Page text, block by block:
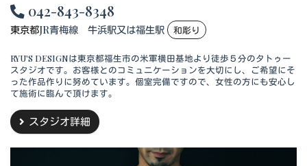
042-843-8348
東京都JR青梅線 牛浜駅又は福生駅 和彫り
RYU'S DESIGNは東京都福生市の米軍横田基地より徒歩５分のタトゥー
スタジオです。お客様とのコミュニケーションを大切にし、ご希望にそ
った作品作りに努めています。個室完備ですので、女性の方にも安心し
て施術に臨んで頂けます。
スタジオ詳細